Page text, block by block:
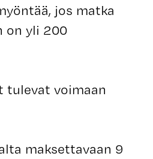
jos matka
on yli 200
tulevat voimaan
maksettavaan 9